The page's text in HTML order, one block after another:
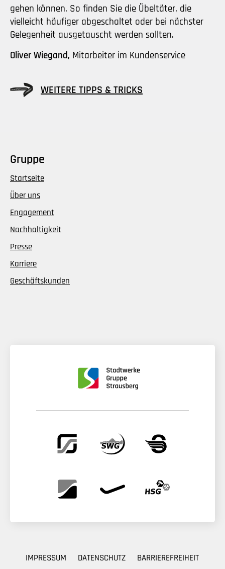
gehen können. So finden Sie die Übeltäter, die
vielleicht häufiger abgeschaltet oder bei nächster
Gelegenheit ausgetauscht werden sollten.
Oliver Wiegand, Mitarbeiter im Kundenservice
WEITERE TIPPS & TRICKS
Gruppe
Startseite
Über uns
Engagement
Nachhaltigkeit
Presse
Karriere
Geschäftskunden
IMPRESSUM DATENSCHUTZ BARRIEREFREIHEIT